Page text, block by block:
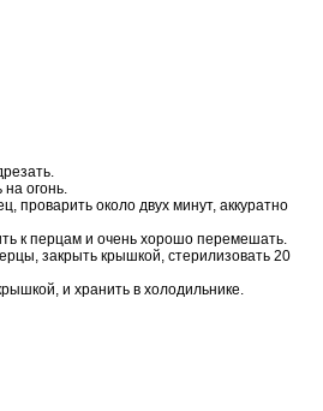
на огонь.
проварить около двух минут, аккуратно
к перцам и очень хорошо перемешать.
закрыть крышкой, стерилизовать 20
и хранить в холодильнике.